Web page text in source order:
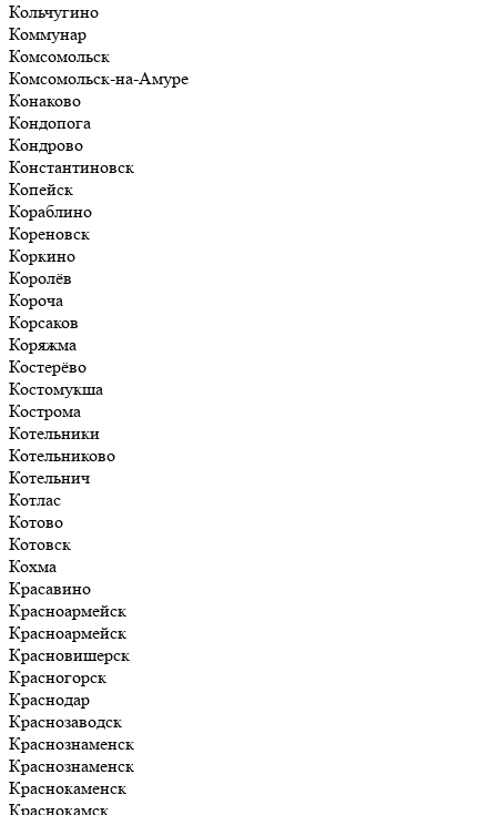
Кольчугино
Коммунар
Комсомольск
Комсомольск-на-Амуре
Конаково
Кондопога
Кондрово
Константиновск
Копейск
Кораблино
Кореновск
Коркино
Королёв
Короча
Корсаков
Коряжма
Костерёво
Костомукша
Кострома
Котельники
Котельниково
Котельнич
Котлас
Котово
Котовск
Кохма
Красавино
Красноармейск
Красноармейск
Красновишерск
Красногорск
Краснодар
Краснозаводск
Краснознаменск
Краснознаменск
Краснокаменск
Краснокамск